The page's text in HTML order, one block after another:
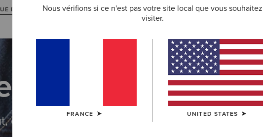
DENIM BOUTIQUE DENIM FEMME
Femme
des tendances du moment aux classiques
Nous vérifions si ce n'est pas votre site local que vous souhaitez
visiter.
FRANCE UNITED STATES